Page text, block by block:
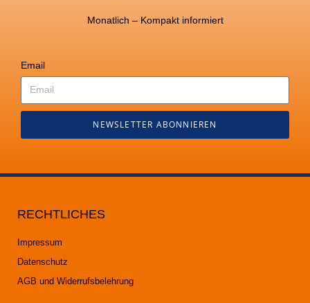
Monatlich – Kompakt informiert
Email
NEWSLETTER ABONNIEREN
RECHTLICHES
Impressum
Datenschutz
AGB und Widerrufsbelehrung